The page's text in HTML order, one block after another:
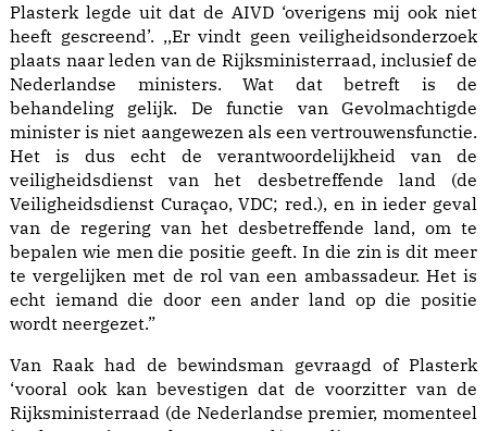
Plasterk legde uit dat de AIVD ‘overigens mij ook niet
heeft gescreend’. ,,Er vindt geen veiligheidsonderzoek
plaats naar leden van de Rijksministerraad, inclusief de
Nederlandse ministers. Wat dat betreft is de
behandeling gelijk. De functie van Gevolmachtigde
minister is niet aangewezen als een vertrouwensfunctie.
Het is dus echt de verantwoordelijkheid van de
veiligheidsdienst van het desbetreffende land (de
Veiligheidsdienst Curaçao, VDC; red.), en in ieder geval
van de regering van het desbetreffende land, om te
bepalen wie men die positie geeft. In die zin is dit meer
te vergelijken met de rol van een ambassadeur. Het is
echt iemand die door een ander land op die positie
wordt neergezet.”
Van Raak had de bewindsman gevraagd of Plasterk
‘vooral ook kan bevestigen dat de voorzitter van de
Rijksministerraad (de Nederlandse premier, momenteel